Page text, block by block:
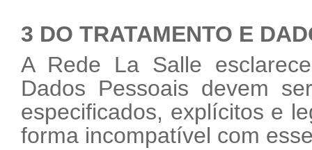
3 DO TRATAMENTO E
A Rede La Salle
Dados Pessoais devem
especificados, explícitos e
forma incompatível com